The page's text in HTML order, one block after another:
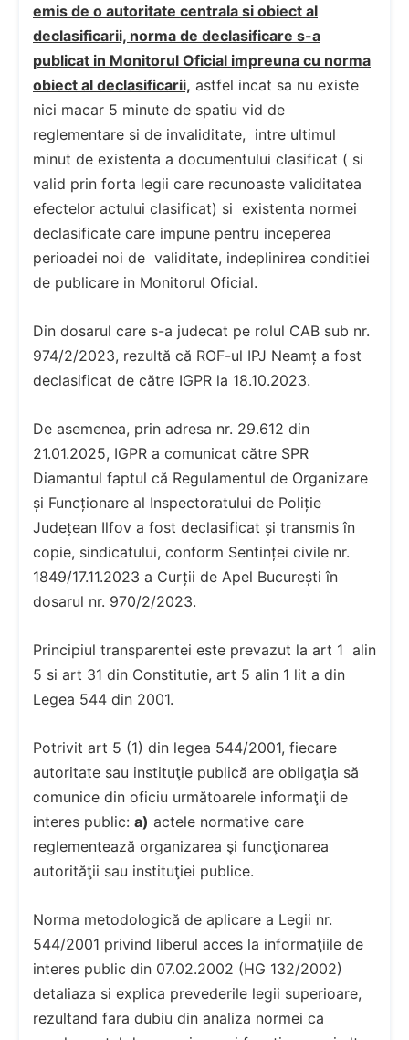
emis de o autoritate centrala si obiect al
declasificarii, norma de declasificare s-a
publicat in Monitorul Oficial impreuna cu norma
obiect al declasificarii, astfel incat sa nu existe
nici macar 5 minute de spatiu vid de
reglementare si de invaliditate, intre ultimul
minut de existenta a documentului clasificat ( si
valid prin forta legii care recunoaste validitatea
efectelor actului clasificat) si existenta normei
declasificate care impune pentru inceperea
perioadei noi de validitate, indeplinirea conditiei
de publicare in Monitorul Oficial.
Din dosarul care s-a judecat pe rolul CAB sub nr.
974/2/2023, rezultă că ROF-ul IPJ Neamț a fost
declasificat de către IGPR la 18.10.2023.
De asemenea, prin adresa nr. 29.612 din
21.01.2025, IGPR a comunicat către SPR
Diamantul faptul că Regulamentul de Organizare
și Funcționare al Inspectoratului de Poliție
Județean Ilfov a fost declasificat și transmis în
copie, sindicatului, conform Sentinței civile nr.
1849/17.11.2023 a Curții de Apel București în
dosarul nr. 970/2/2023.
Principiul transparentei este prevazut la art 1 alin
5 si art 31 din Constitutie, art 5 alin 1 lit a din
Legea 544 din 2001.
Potrivit art 5 (1) din legea 544/2001, fiecare
autoritate sau instituţie publică are obligaţia să
comunice din oficiu următoarele informaţii de
interes public: a) actele normative care
reglementează organizarea şi funcţionarea
autorităţii sau instituţiei publice.
Norma metodologică de aplicare a Legii nr.
544/2001 privind liberul acces la informaţiile de
interes public din 07.02.2002 (HG 132/2002)
detaliaza si explica prevederile legii superioare,
rezultand fara dubiu din analiza normei ca